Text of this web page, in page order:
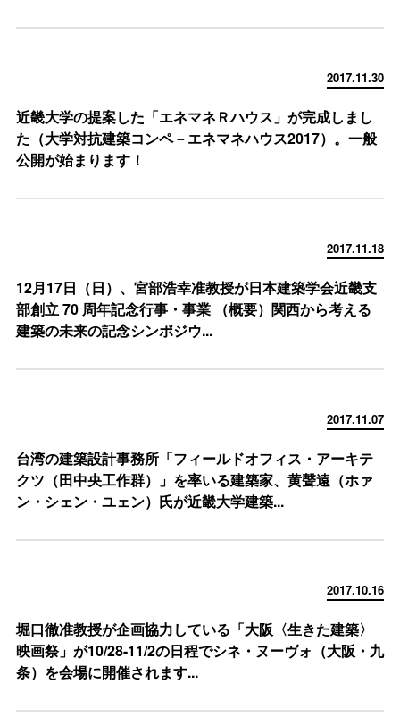
2017.11.30
近畿大学の提案した「エネマネＲハウス」が完成しまし
た（大学対抗建築コンペ－エネマネハウス2017）。一般
公開が始まります！
2017.11.18
12月17日（日）、宮部浩幸准教授が日本建築学会近畿支
部創立 70 周年記念行事・事業 （概要）関西から考える
建築の未来の記念シンポジウ...
2017.11.07
台湾の建築設計事務所「フィールドオフィス・アーキテ
クツ（田中央工作群）」を率いる建築家、黄聲遠（ホァ
ン・シェン・ユェン）氏が近畿大学建築...
2017.10.16
堀口徹准教授が企画協力している「大阪〈生きた建築〉
映画祭」が10/28-11/2の日程でシネ・ヌーヴォ（大阪・九
条）を会場に開催されます...